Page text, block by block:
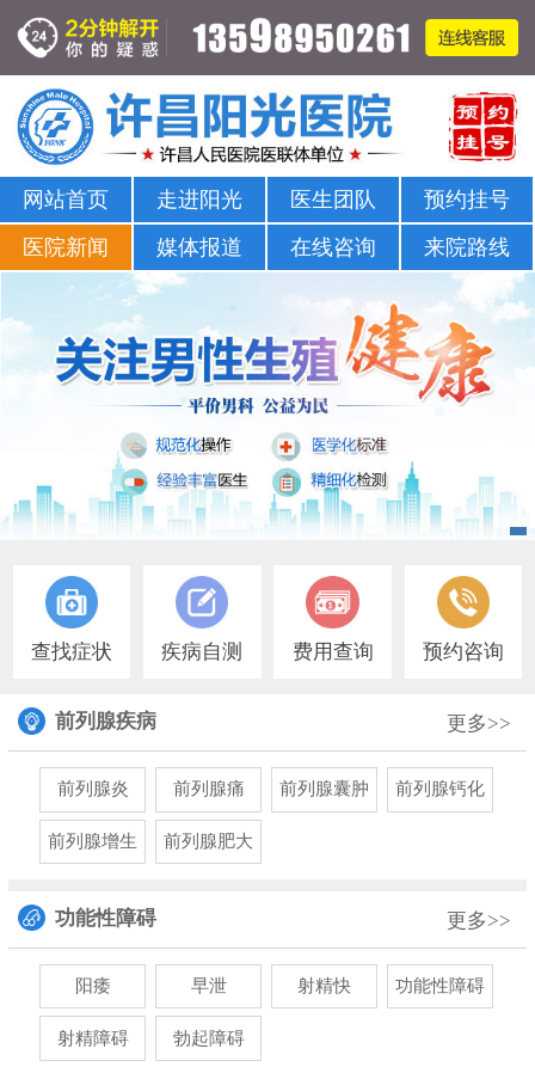
在线咨询男科问题-许昌男科医院-许昌治疗男科比较正规的医院
网站首页 走进阳光 医生团队
预约挂号
医院新闻
媒体报道 在线咨询 来院路线
查找症状 疾病自测 费用查询 预约咨询
前列腺疾病 更多>>
前列腺炎 前列腺痛 前列腺囊肿 前列腺钙化
前列腺增生 前列腺肥大
功能性障碍 更多>>
阳痿 早泄 射精快 功能性障碍
射精障碍 勃起障碍